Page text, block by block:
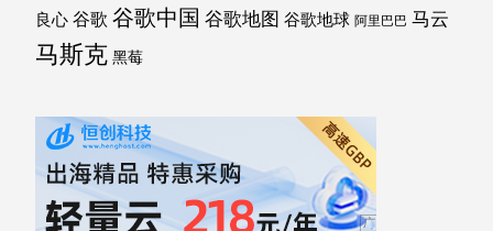
良心 谷歌 谷歌中国 谷歌地图 谷歌地球 阿里巴巴 马云
马斯克 黑莓